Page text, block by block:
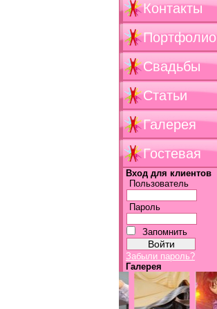
Контакты
Портфолио
Свадьбы
Статьи
Галерея
Гостевая
Вход для клиентов
Пользователь
Пароль
Запомнить
Забыли пароль?
Галерея